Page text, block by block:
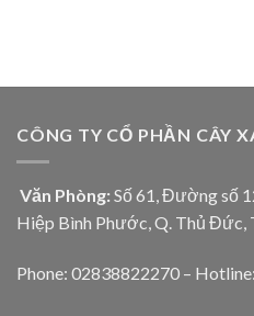
CÔNG TY CỔ PHẦN CÂY
Văn Phòng: Số 61, Đường số
Hiệp Bình Phước, Q. Thủ Đức,
Phone: 02838822270 –